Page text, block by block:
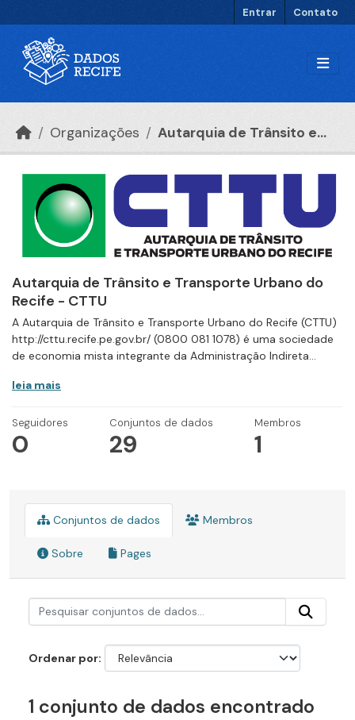
Entrar Contato
Organizações Autarquia de Trânsito e...
Autarquia de Trânsito e Transporte Urbano do
Recife - CTTU
A Autarquia de Trânsito e Transporte Urbano do Recife (CTTU)
http://cttu.recife.pe.gov.br/ (0800 081 1078) é uma sociedade
de economia mista integrante da Administração Indireta...
leia mais
Seguidores
0
Conjuntos de dados
29
Membros
1
Conjuntos de dados Membros
Sobre Pages
Ordenar por
1 conjunto de dados encontrado